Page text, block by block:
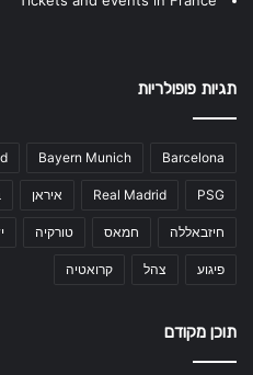
תגיות פופולריות
Barcelona
Bayern Munich
PSG
Real Madrid איראן
חיזבאללה חמאס טורקיה
פיגוע צהל קרואטיה
תוכן מקודם